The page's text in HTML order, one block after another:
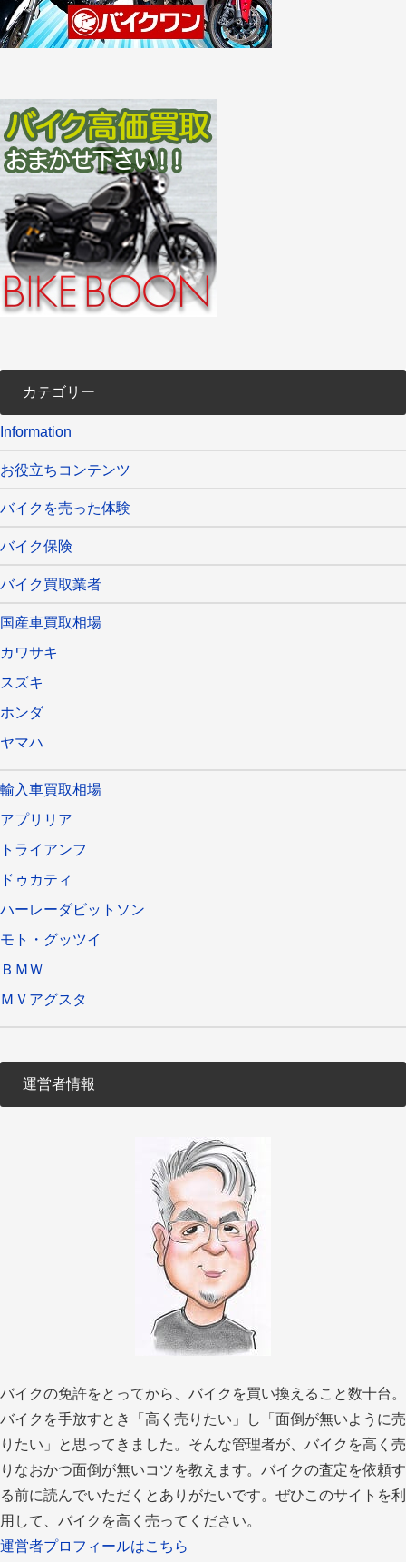
カテゴリー
Information
お役立ちコンテンツ
バイクを売った体験
バイク保険
バイク買取業者
国産車買取相場
カワサキ
スズキ
ホンダ
ヤマハ
輸入車買取相場
アプリリア
トライアンフ
ドゥカティ
ハーレーダビットソン
モト・グッツイ
ＢＭＷ
ＭＶアグスタ
運営者情報
バイクの免許をとってから、バイクを買い換えること数十台。
バイクを手放すとき「高く売りたい」し「面倒が無いように売
りたい」と思ってきました。そんな管理者が、バイクを高く売
りなおかつ面倒が無いコツを教えます。バイクの査定を依頼す
る前に読んでいただくとありがたいです。ぜひこのサイトを利
用して、バイクを高く売ってください。
運営者プロフィールはこちら